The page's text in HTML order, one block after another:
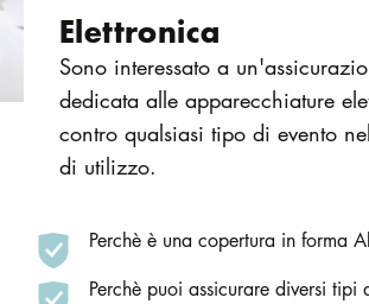
Elettronica
Sono interessato a
dedicata alle apparecchiature
contro qualsiasi tipo di evento
di utilizzo.
Perchè è una copertura in forma
Perchè puoi assicurare diversi tipi